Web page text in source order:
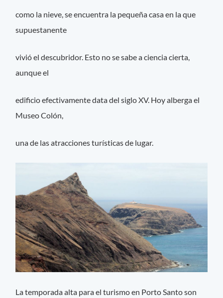
como la nieve, se encuentra la pequeña casa en la que
supuestanente
vivió el descubridor. Esto no se sabe a ciencia cierta,
aunque el
edificio efectivamente data del siglo XV. Hoy alberga el
Museo Colón,
una de las atracciones turísticas de lugar.
La temporada alta para el turismo en Porto Santo son